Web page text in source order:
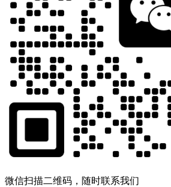
微信扫描二维码，随时联系我们